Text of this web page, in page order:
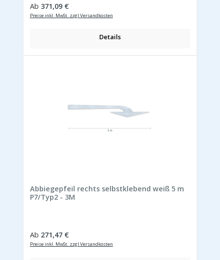
Regulärer Preis:
Ab 371,09 €
Preise inkl. MwSt. zzgl Versandkosten
Details
Abbiegepfeil rechts selbstklebend weiß 5 m
P7/Typ2 - 3M
Regulärer Preis:
Ab 271,47 €
Preise inkl. MwSt. zzgl Versandkosten